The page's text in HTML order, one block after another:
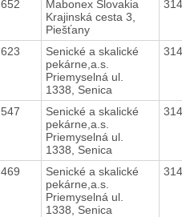
652
Mabonex Slovakia
Krajinská cesta 3,
Piešťany
623
Senické a skalické
pekárne,a.s.
Priemyselná ul.
1338, Senica
547
Senické a skalické
pekárne,a.s.
Priemyselná ul.
1338, Senica
469
Senické a skalické
pekárne,a.s.
Priemyselná ul.
1338, Senica